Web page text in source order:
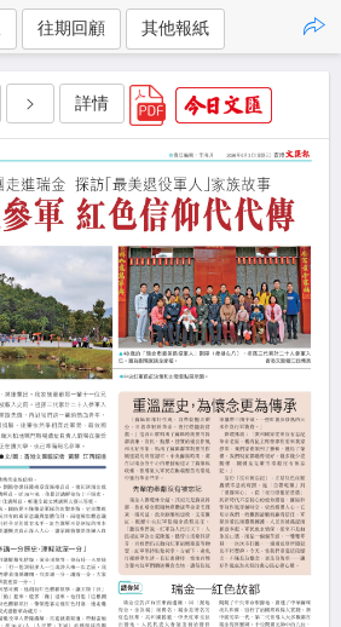
往期回顧 其他報紙
詳情